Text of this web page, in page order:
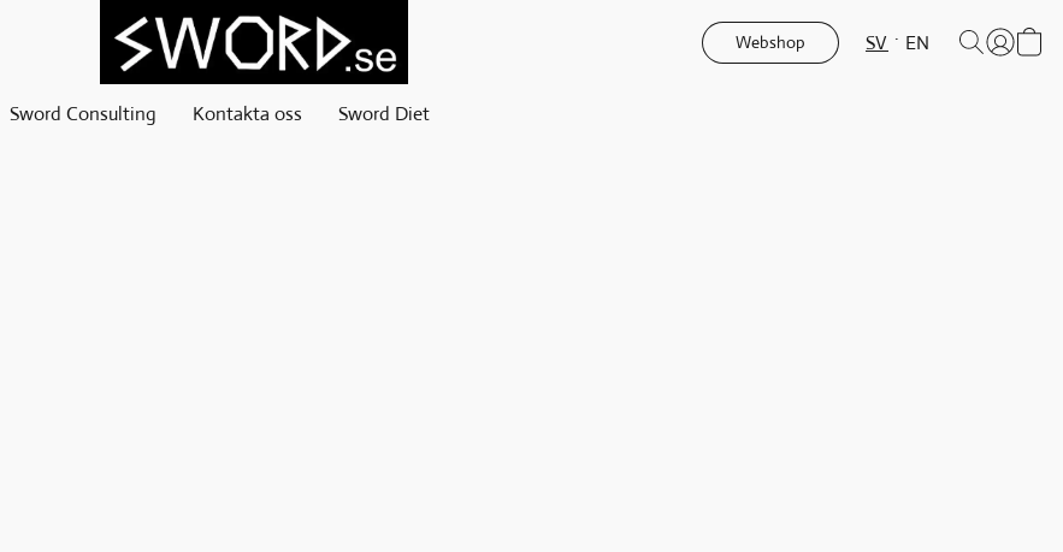
Webshop SV EN
Sword Consulting Kontakta oss Sword Diet